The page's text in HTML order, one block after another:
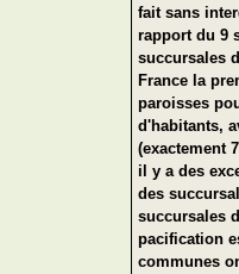
fait sans
rapport du 9
succursales
France la
paroisses
d'habitants,
(exactement
il y a des
des
succursales
pacification
communes